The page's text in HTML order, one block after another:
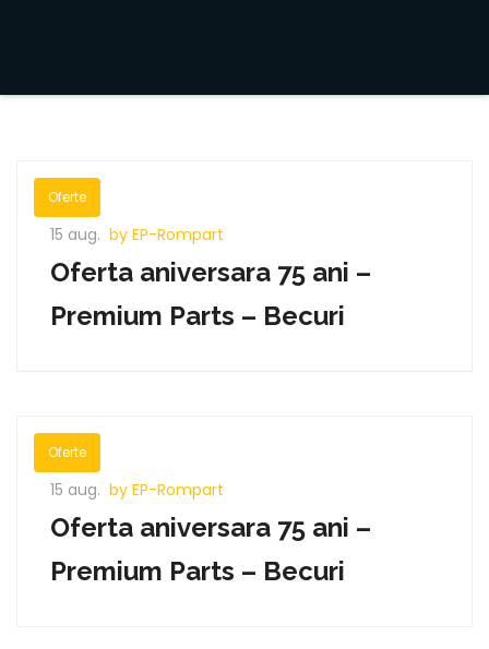
Oferte
15 aug. by EP-Rompart
Oferta aniversara 75 ani –
Premium Parts – Becuri
Oferte
15 aug. by EP-Rompart
Oferta aniversara 75 ani –
Premium Parts – Becuri